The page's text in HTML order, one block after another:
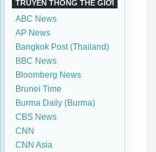
TRUYỀN THÔNG THẾ GIỚI
ABC News
AP News
Bangkok Post (Thailand)
BBC News
Bloomberg News
Brunei Time
Burma Daily (Burma)
CBS News
CNN
CNN Asia